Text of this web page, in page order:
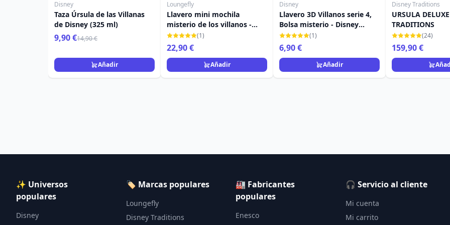
Disney
Taza Úrsula de las Villanas
de Disney (325 ml)
9,90 €14,90 €
Añadir
Loungefly
Llavero mini mochila
misterio de los villanos -
Disney Loungefly
(1)
22,90 €
Añadir
Disney
Llavero 3D Villanos serie 4,
Bolsa misterio - Disney
Villains
(1)
6,90 €
Añadir
Disney Traditions
URSULA
TRADITIONS
(24)
159,90 €
✨ Universos
populares
Disney
🏷️ Marcas populares
Loungefly
Disney Traditions
🏭 Fabricantes
populares
Enesco
🎧 Servicio al cliente
Mi cuenta
Mi carrito